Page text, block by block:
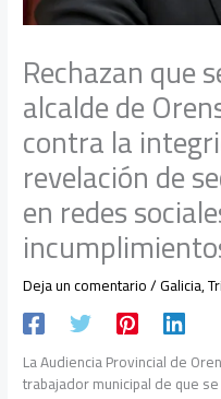
Rechazan que
alcalde de
contra la
revelación de
en redes
Deja un comentario/Galicia,
La Audiencia Provincial de
trabajador municipal de que